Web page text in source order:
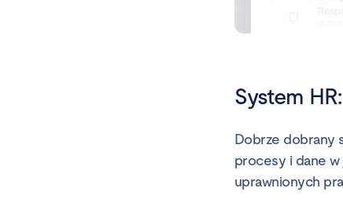
System
Dobrze dobrany
procesy i dane
uprawnionych